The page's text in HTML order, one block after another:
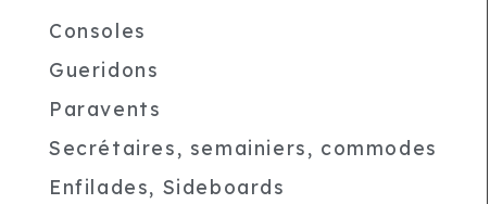
Consoles
Gueridons
Paravents
Secrétaires, semainiers, commodes
Enfilades, Sideboards